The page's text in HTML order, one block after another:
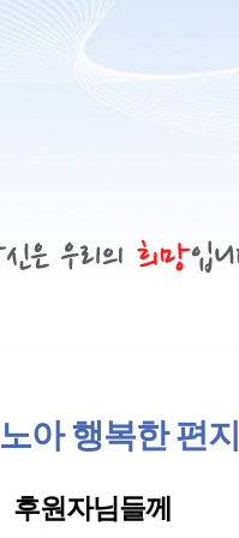
노아 행복한 편지
후원자님들께